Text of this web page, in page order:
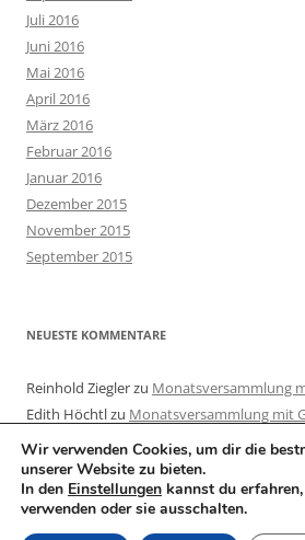
Juli 2016
Juni 2016
Mai 2016
April 2016
März 2016
Februar 2016
Januar 2016
Dezember 2015
November 2015
September 2015
NEUESTE KOMMENTARE
Reinhold Zieglerzu Monatsversammlung
Edith Höchtlzu Monatsversammlung mit
Wir verwenden Cookies, um dir die
unserer Website zu bieten.
In den Einstellungen kannst du
verwenden oder sie ausschalten.